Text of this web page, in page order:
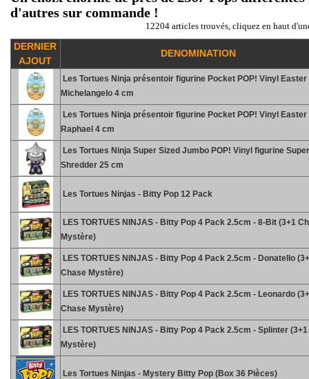
d'autres sur commande !
12204 articles trouvés, cliquez en haut
DERNIER
AJOUT
DENOMINATION
Les Tortues Ninja présentoir figurine Pocket POP! Vinyl
Michelangelo 4 cm
Les Tortues Ninja présentoir figurine Pocket POP! Vinyl
Raphael 4 cm
Les Tortues Ninja Super Sized Jumbo POP! Vinyl figurine Super
Shredder 25 cm
Les Tortues Ninjas - Bitty Pop 12 Pack
LES TORTUES NINJAS - Bitty Pop 4 Pack 2.5cm - 8-Bit (3+1
Mystère)
LES TORTUES NINJAS - Bitty Pop 4 Pack 2.5cm - Donatello
Chase Mystère)
LES TORTUES NINJAS - Bitty Pop 4 Pack 2.5cm - Leonardo
Chase Mystère)
LES TORTUES NINJAS - Bitty Pop 4 Pack 2.5cm - Splinter
Mystère)
Les Tortues Ninjas - Mystery Bitty Pop (Box 36 Pièces)